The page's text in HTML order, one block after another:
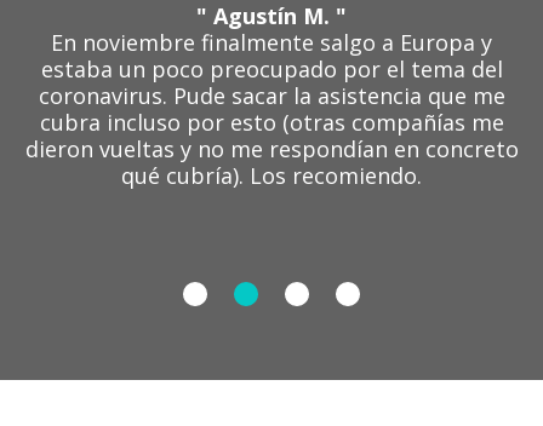
" Agustín M. "
En noviembre finalmente salgo a Europa y
estaba un poco preocupado por el tema del
coronavirus. Pude sacar la asistencia que me
cubra incluso por esto (otras compañías me
dieron vueltas y no me respondían en concreto
qué cubría). Los recomiendo.